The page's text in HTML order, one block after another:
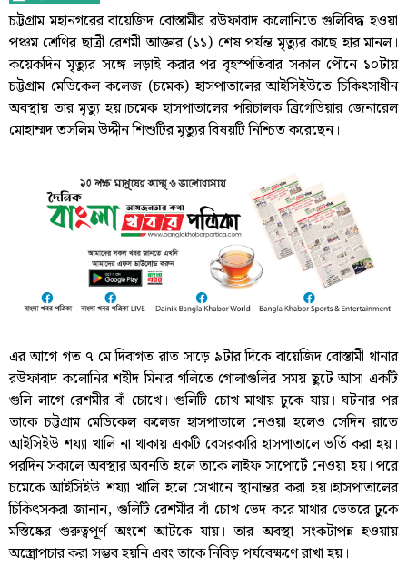
চট্টগ্রাম মহানগরের বায়েজিদ বোস্তামীর রউফাবাদ কলোনিতে গুলিবিদ্ধ হওয়া
পঞ্চম শ্রেণির ছাত্রী রেশমী আক্তার (১১) শেষ পর্যন্ত মৃত্যুর কাছে হার মানল।
কয়েকদিন মৃত্যুর সঙ্গে লড়াই করার পর বৃহস্পতিবার সকাল পৌনে ১০টায়
চট্টগ্রাম মেডিকেল কলেজ (চমেক) হাসপাতালের আইসিইউতে চিকিৎসাধীন
অবস্থায় তার মৃত্যু হয়।চমেক হাসপাতালের পরিচালক ব্রিগেডিয়ার জেনারেল
মোহাম্মদ তসলিম উদ্দীন শিশুটির মৃত্যুর বিষয়টি নিশ্চিত করেছেন।
এর আগে গত ৭ মে দিবাগত রাত সাড়ে ৯টার দিকে বায়েজিদ বোস্তামী থানার
রউফাবাদ কলোনির শহীদ মিনার গলিতে গোলাগুলির সময় ছুটে আসা একটি
গুলি লাগে রেশমীর বাঁ চোখে। গুলিটি চোখ মাথায় ঢুকে যায়। ঘটনার পর
তাকে চট্টগ্রাম মেডিকেল কলেজ হাসপাতালে নেওয়া হলেও সেদিন রাতে
আইসিইউ শয্যা খালি না থাকায় একটি বেসরকারি হাসপাতালে ভর্তি করা হয়।
পরদিন সকালে অবস্থার অবনতি হলে তাকে লাইফ সাপোর্টে নেওয়া হয়। পরে
চমেকে আইসিইউ শয্যা খালি হলে সেখানে স্থানান্তর করা হয়।হাসপাতালের
চিকিৎসকরা জানান, গুলিটি রেশমীর বাঁ চোখ ভেদ করে মাথার ভেতরে ঢুকে
মস্তিষ্কের গুরুত্বপূর্ণ অংশে আটকে যায়। তার অবস্থা সংকটাপন্ন হওয়ায়
অস্ত্রোপচার করা সম্ভব হয়নি এবং তাকে নিবিড় পর্যবেক্ষণে রাখা হয়।